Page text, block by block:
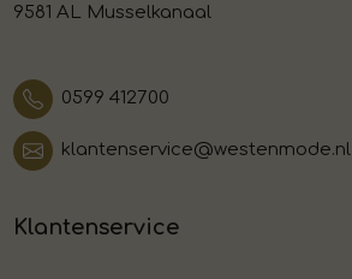
9581 AL Musselkanaal
0599 412700
klantenservice@westenmode.nl
Klantenservice